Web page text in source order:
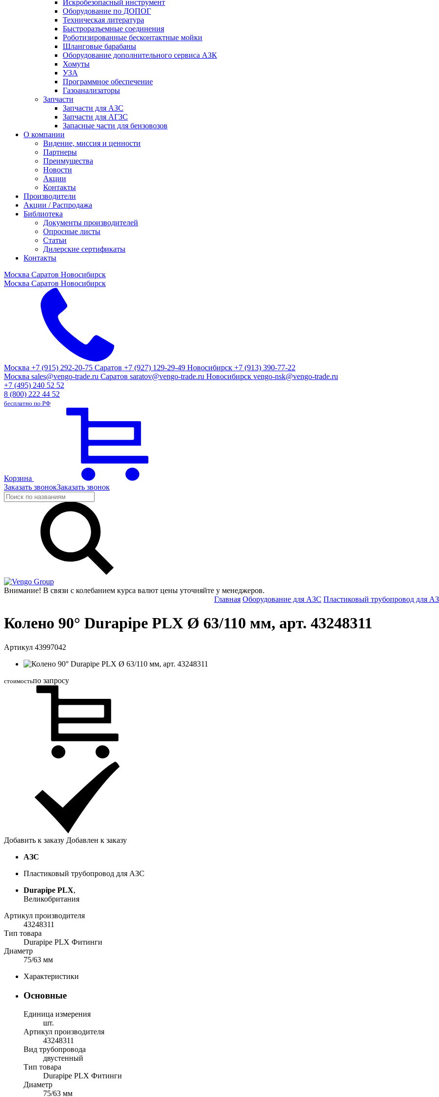
Искробезопасный инструмент
Оборудование по ДОПОГ
Техническая литература
Быстроразъемные соединения
Роботизированные бесконтактные мойки
Шланговые барабаны
Оборудование дополнительного сервиса АЗК
Хомуты
УЗА
Программное обеспечение
Газоанализаторы
Запчасти
Запчасти для АЗС
Запчасти для АГЗС
Запасные части для бензовозов
О компании
Видение, миссия и ценности
Партнеры
Преимущества
Новости
Акции
Контакты
Производители
Акции / Распродажа
Библиотека
Документы производителей
Опросные листы
Статьи
Дилерские сертификаты
Контакты
Москва Саратов Новосибирск
Москва Саратов Новосибирск
Москва +7 (915) 292-20-75 Саратов +7 (927) 129-29-49 Новосибирск +7 (913) 390-77-22
Москва sales@vengo-trade.ru Саратов saratov@vengo-trade.ru Новосибирск vengo-nsk@vengo-trade.ru
+7 (495) 240 52 52
8 (800) 222 44 52
бесплатно по РФ
Корзина
Заказать звонокЗаказать звонок
Group
Внимание! В связи с колебанием курса валют цены уточняйте у менеджеров.
Главная Оборудование для АЗС Пластиковый трубопровод для
Колено 90° Durapipe PLX Ø 63/110 мм, арт. 43248311
Артикул 43997042
стоимостьпо запросу
Добавить к заказу Добавлен к заказу
АЗС
Пластиковый трубопровод для АЗС
Durapipe PLX,
Великобритания
Артикул производителя
43248311
Тип товара
Durapipe PLX Фитинги
Диаметр
75/63 мм
Характеристики
Основные
Единица измерения
шт.
Артикул производителя
43248311
Вид трубопровода
двустенный
Тип товара
Durapipe PLX Фитинги
Диаметр
75/63 мм